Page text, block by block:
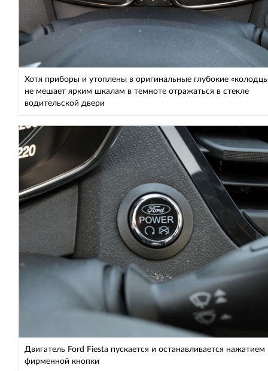
Хотя приборы и утоплены в оригинальные глубокие
не мешает ярким шкалам в темноте отражаться в стекле
водительской двери
Двигатель Ford Fiesta пускается и останавливается нажатием
фирменной кнопки